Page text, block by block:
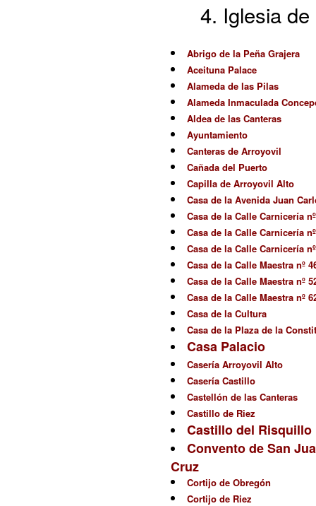
Iglesia
Abrigo de la Peña Grajera
Aceituna Palace
Alameda de las Pilas
Alameda Inmaculada
Aldea de las Canteras
Ayuntamiento
Canteras de Arroyovil
Cañada del Puerto
Capilla de Arroyovil Alto
Casa de la Avenida Juan
Casa de la Calle Carnicería
Casa de la Calle Carnicería
Casa de la Calle Carnicería
Casa de la Calle Maestra nº
Casa de la Calle Maestra nº
Casa de la Calle Maestra nº
Casa de la Cultura
Casa de la Plaza de la
Casa Palacio
Casería Arroyovil Alto
Casería Castillo
Castellón de las Canteras
Castillo de Riez
Castillo del Risquillo
Convento de San
Cruz
Cortijo de Obregón
Cortijo de Riez